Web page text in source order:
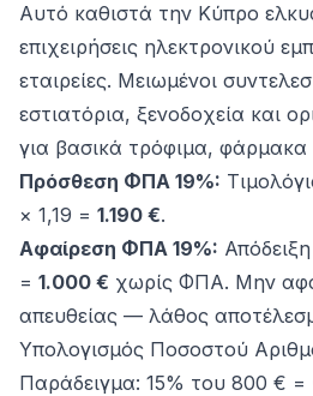
Αυτό καθιστά την Κύπρο
επιχειρήσεις ηλεκτρονικού
εταιρείες. Μειωμένοι
εστιατόρια, ξενοδοχεία και
για βασικά τρόφιμα, φάρμακα
Πρόσθεση ΦΠΑ 19%:
× 1,19 = 1.190 €.
Αφαίρεση ΦΠΑ 19%:
= 1.000 € χωρίς ΦΠΑ. Μην
απευθείας — λάθος
Υπολογισμός Ποσοστού
Παράδειγμα: 15% του 800 € =